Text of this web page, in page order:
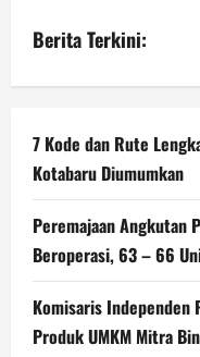
Berita Terkini:
7 Kode dan Rute
Kotabaru Diumumkan
Peremajaan Angkutan
Beroperasi, 63 – 66
Komisaris Independen
Produk UMKM Mitra